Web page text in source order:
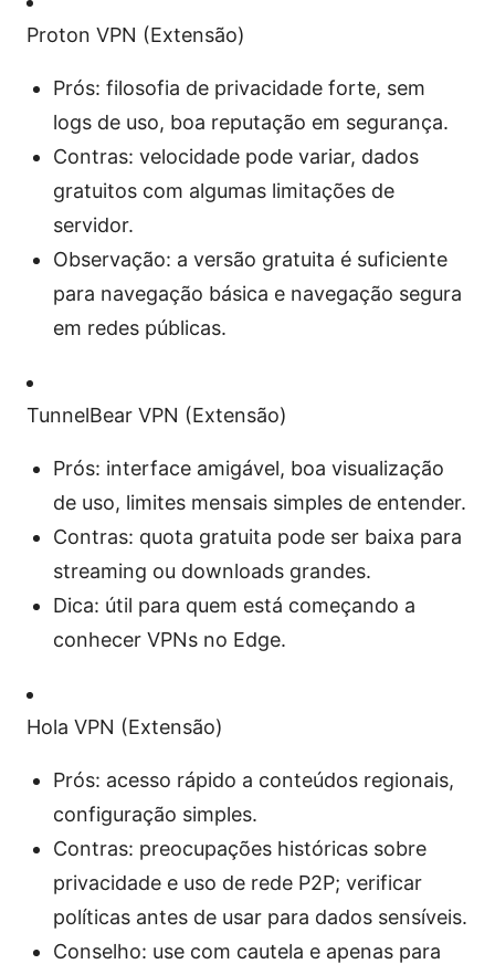
Proton VPN (Extensão)
Prós: filosofia de privacidade forte, sem
logs de uso, boa reputação em segurança.
Contras: velocidade pode variar, dados
gratuitos com algumas limitações de
servidor.
Observação: a versão gratuita é suficiente
para navegação básica e navegação segura
em redes públicas.
TunnelBear VPN (Extensão)
Prós: interface amigável, boa visualização
de uso, limites mensais simples de entender.
Contras: quota gratuita pode ser baixa para
streaming ou downloads grandes.
Dica: útil para quem está começando a
conhecer VPNs no Edge.
Hola VPN (Extensão)
Prós: acesso rápido a conteúdos regionais,
configuração simples.
Contras: preocupações históricas sobre
privacidade e uso de rede P2P; verificar
políticas antes de usar para dados sensíveis.
Conselho: use com cautela e apenas para